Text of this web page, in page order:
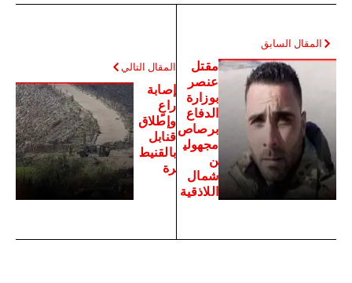
المقال السابق
مقتل
عنصر
بوزارة
الدفاع
برصاص
مجهولي
ن
شمال
اللاذقية
المقال التالي
إصابة
راعٍ
وإطلاق
قنابل
بالقنيط
رة